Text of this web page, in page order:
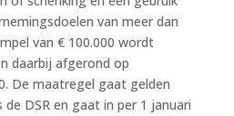
van meer dan
van € 100.000 wordt
daarbij afgerond op
De maatregel gaat gelden
DSR en gaat in per 1 januari